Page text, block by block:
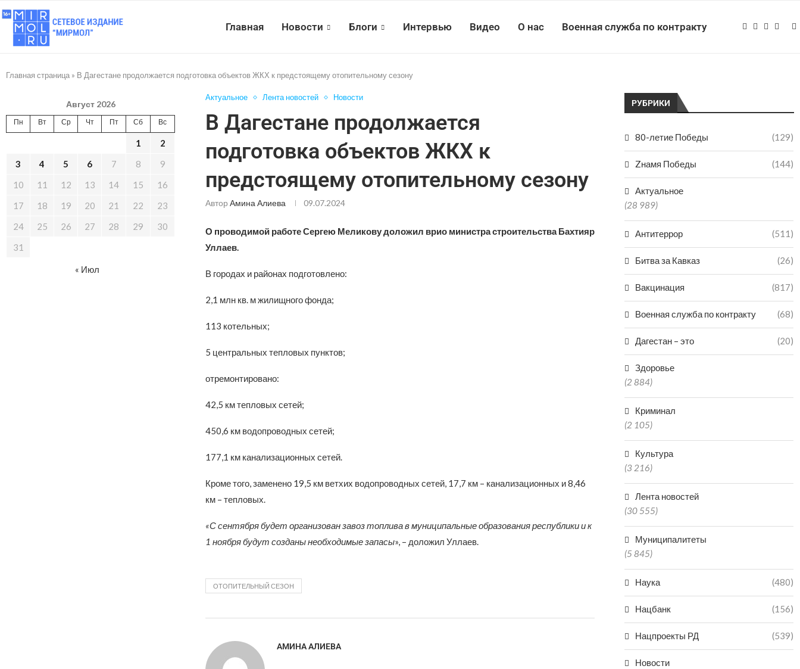
Главная Новости Блоги Интервью Видео О нас Военная служба по контракту
Главная страница » В Дагестане продолжается подготовка объектов ЖКХ к предстоящему отопительному сезону
Актуальное Лента новостей Новости
В Дагестане продолжается
подготовка объектов ЖКХ к
предстоящему отопительному сезону
Автор Амина Алиева 09.07.2024
О проводимой работе Сергею Меликову доложил врио министра строительства Бахтияр
Уллаев.
В городах и районах подготовлено:
2,1 млн кв. м жилищного фонда;
113 котельных;
5 центральных тепловых пунктов;
отремонтировано:
42,5 км тепловых сетей;
450,6 км водопроводных сетей;
177,1 км канализационных сетей.
Кроме того, заменено 19,5 км ветхих водопроводных сетей, 17,7 км – канализационных и 8,46
км – тепловых.
«С сентября будет организован завоз топлива в муниципальные образования республики и к
1 ноября будут созданы необходимые запасы», – доложил Уллаев.
ОТОПИТЕЛЬНЫЙ СЕЗОН
АМИНА АЛИЕВА
РУБРИКИ
80-летие Победы (129)
Zнамя Победы (144)
Актуальное
(28 989)
Антитеррор (511)
Битва за Кавказ (26)
Вакцинация (817)
Военная служба по контракту (68)
Дагестан – это (20)
Здоровье
(2 884)
Криминал
(2 105)
Культура
(3 216)
Лента новостей
(30 555)
Муниципалитеты
(5 845)
Наука (480)
Нацбанк (156)
Нацпроекты РД (539)
Новости
Август 2026
Пн Вт Ср Чт Пт Сб Вс
1
2
3
4 5 6 7 8
9
10
11 12 13 14 15
16
17
18 19 20 21 22
23
24
25 26 27 28 29
30
31
« Июл